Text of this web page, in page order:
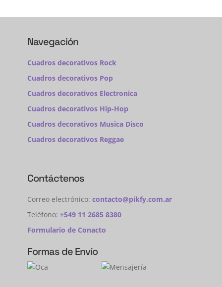
Navegación
Cuadros decorativos Rock
Cuadros decorativos Pop
Cuadros decorativos Electronica
Cuadros decorativos Hip-Hop
Cuadros decorativos Musica Disco
Cuadros decorativos Reggae
Contáctenos
Correo electrónico: contacto@pikfy.com.ar
Teléfono: +549 11 2685 8380
Formulario de Conacto
Formas de Envío